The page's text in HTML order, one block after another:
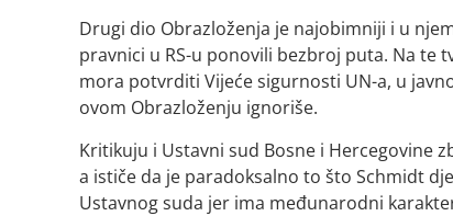
Drugi dio Obrazloženja je najobimniji i u
pravnici u RS-u ponovili bezbroj puta. Na te
mora potvrditi Vijeće sigurnosti UN-a, u
ovom Obrazloženju ignoriše.
Kritikuju i Ustavni sud Bosne i Hercegovine
a ističe da je paradoksalno to što Schmidt
Ustavnog suda jer ima međunarodni